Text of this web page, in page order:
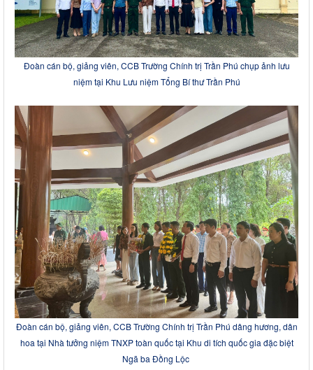
Đoàn cán bộ, giảng viên, CCB Trường Chính trị Trần Phú chụp ảnh lưu
niệm tại Khu Lưu niệm Tổng Bí thư Trần Phú
Đoàn cán bộ, giảng viên, CCB Trường Chính trị Trần Phú dâng hương, dân
hoa tại Nhà tưởng niệm TNXP toàn quốc tại Khu di tích quốc gia đặc biệt
Ngã ba Đồng Lộc